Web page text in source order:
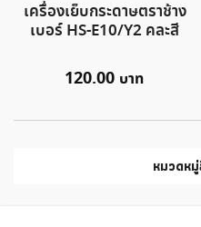
เครื่องเย็บกระดาษตราช้าง
เบอร์ HS-E10/Y2 คละสี
120.00
หมวดห